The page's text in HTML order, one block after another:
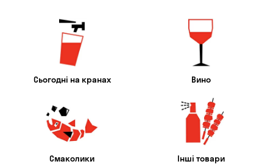
Сьогодні на кранах Вино
Смаколики Інші товари